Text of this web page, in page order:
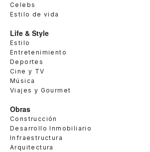
Celebs
Estilo de vida
Life & Style
Estilo
Entretenimiento
Deportes
Cine y TV
Música
Viajes y Gourmet
Obras
Construcción
Desarrollo Inmobiliario
Infraestructura
Arquitectura